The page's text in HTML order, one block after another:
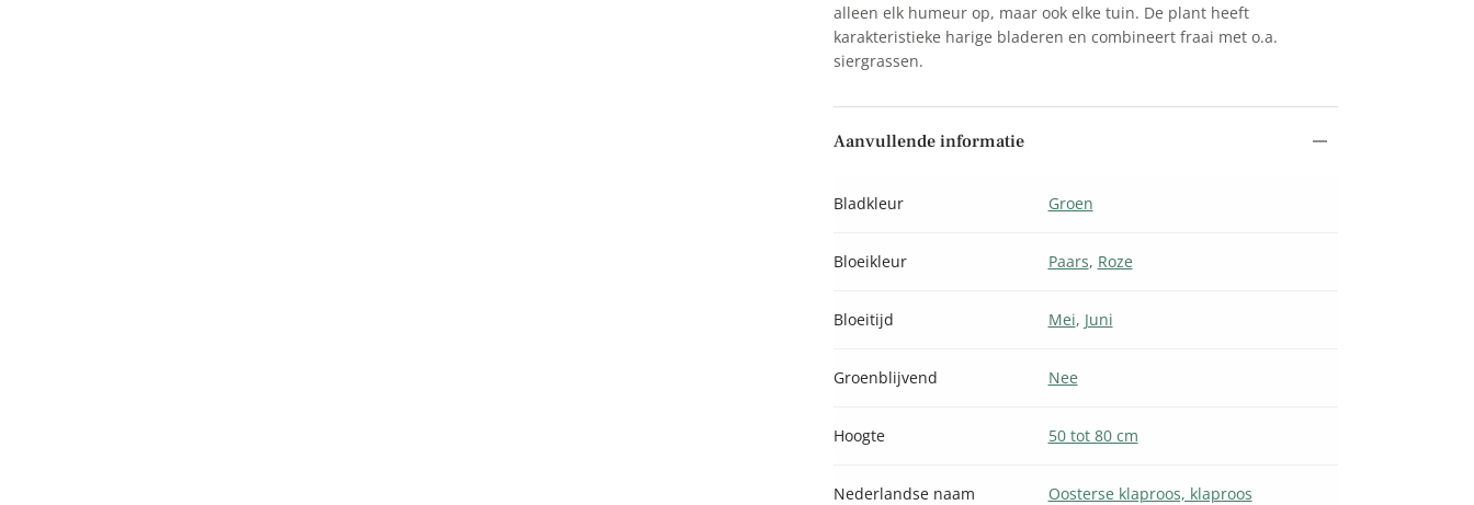
alleen elk humeur op, maar ook elke tuin. De plant heeft
karakteristieke harige bladeren en combineert fraai met o.a.
siergrassen.
Aanvullende informatie
Bladkleur Groen
Bloeikleur Paars, Roze
Bloeitijd Mei, Juni
Groenblijvend Nee
Hoogte 50 tot 80 cm
Nederlandse naam Oosterse klaproos, klaproos